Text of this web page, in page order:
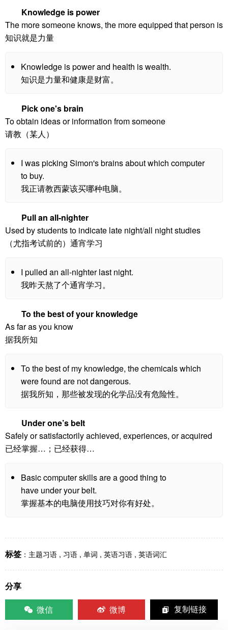
Knowledge is power
The more someone knows, the more equipped that person is
知识就是力量
Knowledge is power and health is wealth.
知识是力量和健康是财富。
Pick one's brain
To obtain ideas or information from someone
请教（某人）
I was picking Simon's brains about which computer
to buy.
我正请教西蒙该买哪种电脑。
Pull an all-nighter
Used by students to indicate late night/all night studies
（尤指考试前的）通宵学习
I pulled an all-nighter last night.
我昨天熬了个通宵学习。
To the best of your knowledge
As far as you know
据我所知
To the best of my knowledge, the chemicals which
were found are not dangerous.
据我所知，那些被发现的化学品没有危险性。
Under one’s belt
Safely or satisfactorily achieved, experiences, or acquired
已经掌握…；已经获得…
Basic computer skills are a good thing to
have under your belt.
掌握基本的电脑使用技巧对你有好处。
标签 ： 主题习语 , 习语 , 单词 , 英语习语 , 英语词汇
分享
微信
微博 复制链接